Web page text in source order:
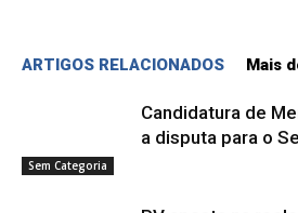
ARTIGOS RELACIONADOS Mais
Sem Categoria
Candidatura de
a disputa para o